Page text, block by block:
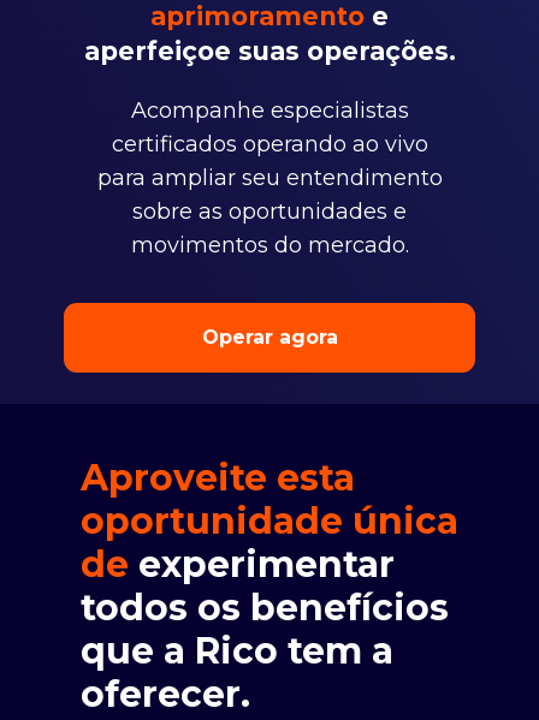
aprimoramento e
aperfeiçoe suas operações.
Operar agora
Acompanhe especialistas
certificados operando ao vivo
para ampliar seu entendimento
sobre as oportunidades e
movimentos do mercado.
Aproveite esta
oportunidade única
de experimentar
todos os benefícios
que a Rico tem a
oferecer.